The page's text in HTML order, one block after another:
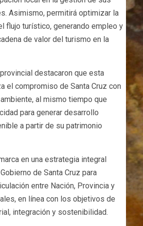
Asimismo, permitirá optimizar la
flujo turístico, generando empleo y
de valor del turismo en la
destacaron que esta
el compromiso de Santa Cruz con
al mismo tiempo que
para generar desarrollo
a partir de su patrimonio
en una estrategia integral
de Santa Cruz para
entre Nación, Provincia y
en línea con los objetivos de
integración y sostenibilidad.